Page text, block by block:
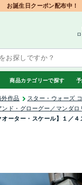
お誕生日クーポン配布中！
商品カテゴリーで探す
外作品
スター・ウォーズ
ンド・グローグー／マンダロ
オーター・スケール】１／